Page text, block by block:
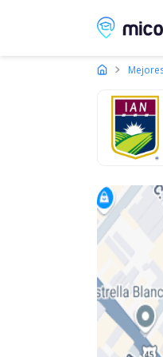
Micole,